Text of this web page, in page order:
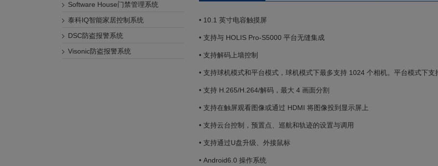
Software House门禁管理系统
泰科IQ智能家居控制系统
DSC防盗报警系统
Visonic防盗报警系统
• 10.1 英寸电容触摸屏
• 支持与 HOLIS Pro-S5000 平台无缝集成
• 支持解码上墙控制
• 支持球机模式和平台模式，球机模式下最多支持 1024 个相机。平台模式下支
• 支持 H.265/H.264/解码，最大 4 画面分割
• 支持在触屏观看图像或通过 HDMI 将图像投到显示屏上
• 支持云台控制，预置点、巡航和轨迹的设置与调用
• 支持通过U盘升级、外接鼠标
• Android6.0 操作系统